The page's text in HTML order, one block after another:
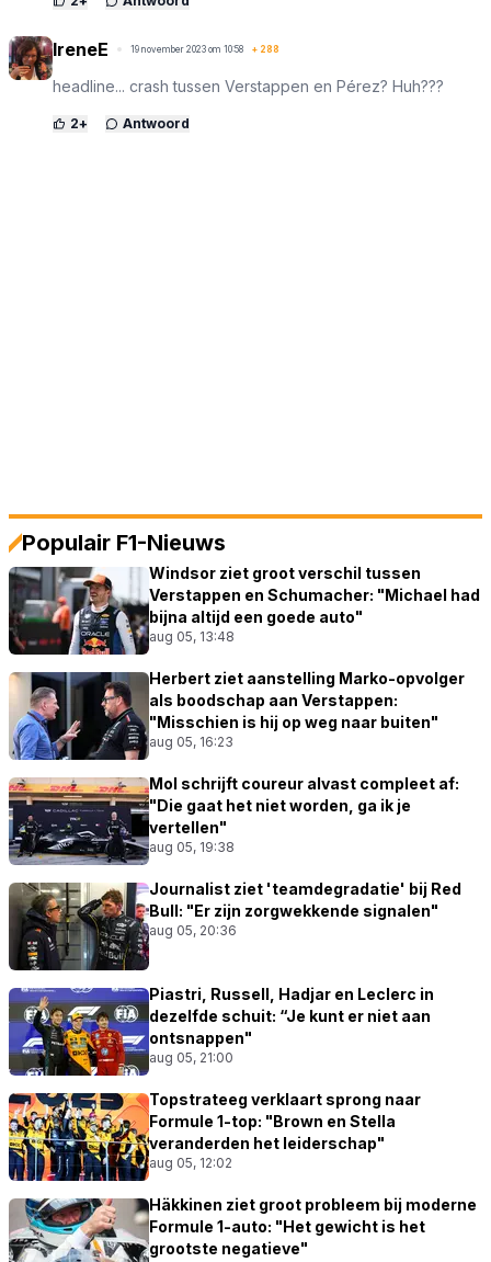
IreneE 19 november 2023 om 10:58 + 288
headline... crash tussen Verstappen en Pérez? Huh???
2+ Antwoord
Populair F1-Nieuws
Windsor ziet groot verschil tussen
Verstappen en Schumacher: "Michael had
bijna altijd een goede auto"
aug 05, 13:48
Herbert ziet aanstelling Marko-opvolger
als boodschap aan Verstappen:
"Misschien is hij op weg naar buiten"
aug 05, 16:23
Mol schrijft coureur alvast compleet af:
"Die gaat het niet worden, ga ik je
vertellen"
aug 05, 19:38
Journalist ziet 'teamdegradatie' bij Red
Bull: "Er zijn zorgwekkende signalen"
aug 05, 20:36
Piastri, Russell, Hadjar en Leclerc in
dezelfde schuit: “Je kunt er niet aan
ontsnappen"
aug 05, 21:00
Topstrateeg verklaart sprong naar
Formule 1-top: "Brown en Stella
veranderden het leiderschap"
aug 05, 12:02
Häkkinen ziet groot probleem bij moderne
Formule 1-auto: "Het gewicht is het
grootste negatieve"